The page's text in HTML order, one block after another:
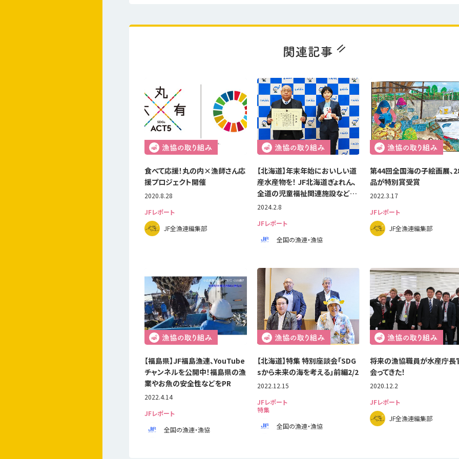
食べて応援！丸の内×漁師さん応
援プロジェクト開催
2020.8.28
JFレポート
JF全漁連編集部
【北海道】年末年始においしい道
産水産物を！ JF北海道ぎょれん、
全道の児童福祉関連施設など…
2024.2.8
JFレポート
全国の漁連・漁協
第44回全国海の子絵画展、
品が特別賞受賞
2022.3.17
JFレポート
JF全漁連編集部
【福島県】JF福島漁連、YouTube
チャンネルを公開中！福島県の漁
業やお魚の安全性などをPR
2022.4.14
JFレポート
全国の漁連・漁協
【北海道】特集 特別座談会「SDG
sから未来の海を考える」前編2/2
2022.12.15
JFレポート
特集
全国の漁連・漁協
将来の漁協職員が水産庁長
会ってきた！
2020.12.2
JFレポート
JF全漁連編集部